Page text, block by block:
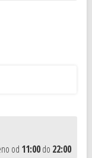
od 11:00do 22:00